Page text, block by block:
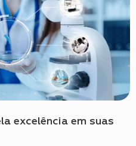
excelência em suas